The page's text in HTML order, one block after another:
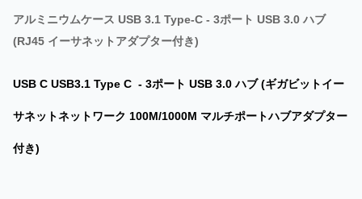
アルミニウムケース USB 3.1 Type-C - 3ポート USB 3.0 ハブ
(RJ45 イーサネットアダプター付き)
USB C USB3.1 Type C - 3ポート USB 3.0 ハブ (ギガビットイー
サネットネットワーク 100M/1000M マルチポートハブアダプター
付き)